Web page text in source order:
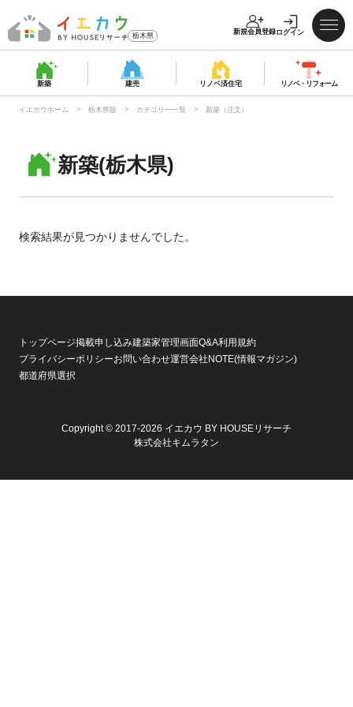
栃木県 新規会員登録ログイン
新築 建売 リノベ済住宅 リノベ・ リフォーム
イエカウホーム 栃木県版 カテゴリー一覧 新築（注文）
新築(栃木県)
検索結果が見つかりませんでした。
トップページ掲載申し込み建築家管理画面Q&A利用規約
プライバシーポリシーお問い合わせ運営会社NOTE(情報マガジン)
都道府県選択
Copyright © 2017-2026 イエカウ BY HOUSEリサーチ
株式会社キムラタン